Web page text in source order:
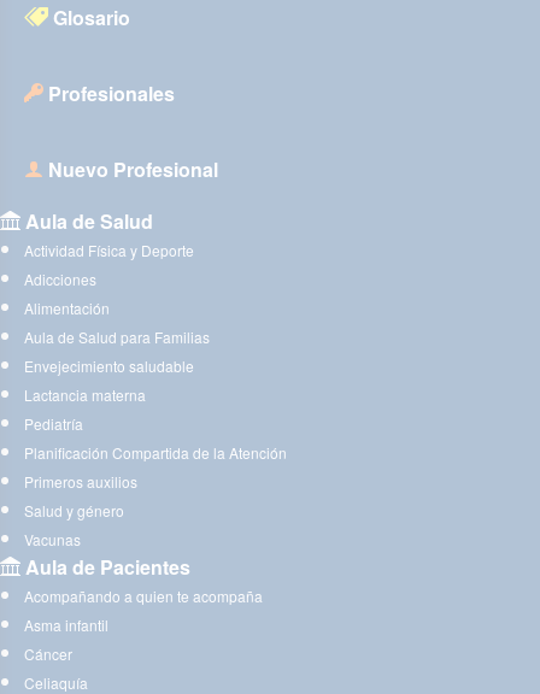
Glosario
Profesionales
Nuevo Profesional
Aula de Salud
Actividad Física y Deporte
Adicciones
Alimentación
Aula de Salud para Familias
Envejecimiento saludable
Lactancia materna
Pediatría
Planificación Compartida de la Atención
Primeros auxilios
Salud y género
Vacunas
Aula de Pacientes
Acompañando a quien te acompaña
Asma infantil
Cáncer
Celiaquía